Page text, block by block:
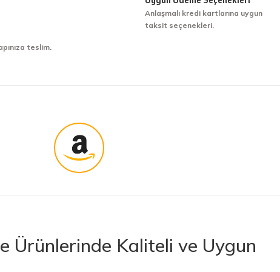
teslim.
Anlaşmalı kredi kartlarına uygun
taksit seçenekleri.
Ürünlerinde Kaliteli ve Uygun